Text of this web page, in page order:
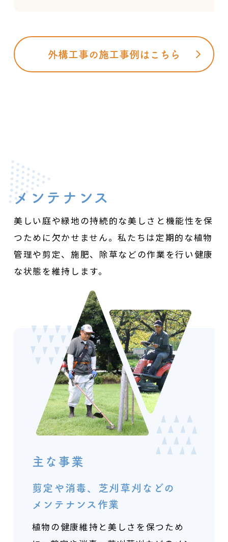
外構工事の施工事例はこちら
メンテナンス
美しい庭や緑地の持続的な美しさと機能性を保
つために欠かせません。私たちは定期的な植物
管理や剪定、施肥、除草などの作業を行い 健康
な状態を維持します。
主な事業
剪定や消毒、芝刈草刈などの
メンテナンス作業
植物の健康維持と美しさを保つため